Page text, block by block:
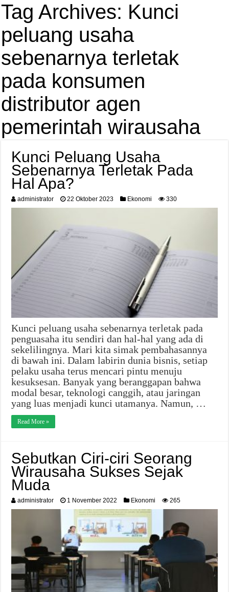
Tag Archives: Kunci
peluang usaha
sebenarnya terletak
pada konsumen
distributor agen
pemerintah wirausaha
Kunci Peluang Usaha
Sebenarnya Terletak Pada
Hal Apa?
administrator 22 Oktober 2023 Ekonomi 330
Kunci peluang usaha sebenarnya terletak pada
penguasaha itu sendiri dan hal-hal yang ada di
sekelilingnya. Mari kita simak pembahasannya
di bawah ini. Dalam labirin dunia bisnis, setiap
pelaku usaha terus mencari pintu menuju
kesuksesan. Banyak yang beranggapan bahwa
modal besar, teknologi canggih, atau jaringan
yang luas menjadi kunci utamanya. Namun, …
Read More »
Sebutkan Ciri-ciri Seorang
Wirausaha Sukses Sejak
Muda
administrator 1 November 2022 Ekonomi 265